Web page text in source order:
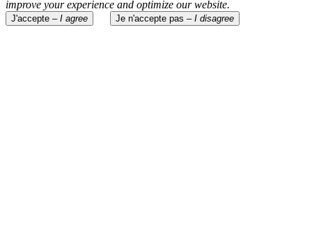
improve your experience and optimize our website.
J'accepte – I agree Je n'accepte pas – I disagree